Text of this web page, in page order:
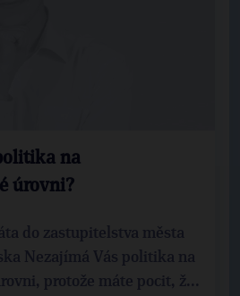
na
úrovni?
do zastupitelstva města
Nezajímá Vás politika na
protože máte pocit, ž...